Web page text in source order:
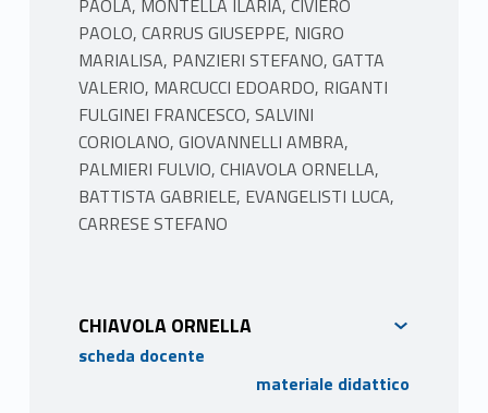
PAOLA, MONTELLA ILARIA, CIVIERO
PAOLO, CARRUS GIUSEPPE, NIGRO
MARIALISA, PANZIERI STEFANO, GATTA
VALERIO, MARCUCCI EDOARDO, RIGANTI
FULGINEI FRANCESCO, SALVINI
CORIOLANO, GIOVANNELLI AMBRA,
PALMIERI FULVIO, CHIAVOLA ORNELLA,
BATTISTA GABRIELE, EVANGELISTI LUCA,
CARRESE STEFANO
CHIAVOLA ORNELLA
scheda docente
materiale didattico